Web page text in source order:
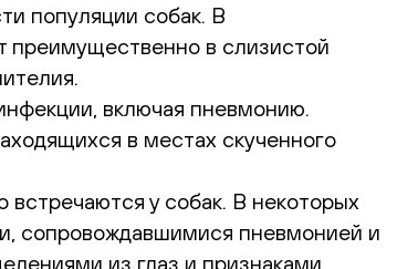
популяции собак. В
преимущественно в слизистой
включая пневмонию.
в местах скученного
у собак. В некоторых
сопровождавшимися пневмонией и
из глаз и признаками